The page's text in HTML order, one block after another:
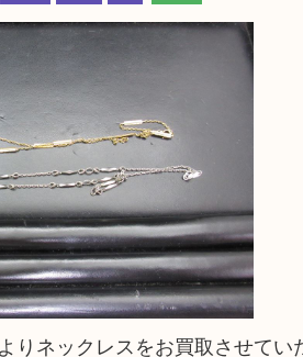
りネックレスをお買取させてい